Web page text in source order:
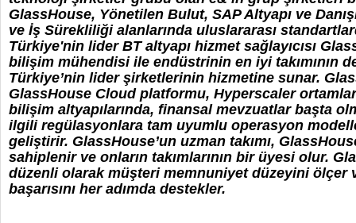
GlassHouse, Yönetilen Bulut, SAP Altyapı ve
ve İş Sürekliliği alanlarında uluslararası
Türkiye'nin lider BT altyapı hizmet sağlayıcısı
bilişim mühendisi ile endüstrinin en iyi takımının
Türkiye’nin lider şirketlerinin hizmetine sunar.
GlassHouse Cloud platformu, Hyperscaler
bilişim altyapılarında, finansal mevzuatlar başta
ilgili regülasyonlara tam uyumlu operasyon
geliştirir. GlassHouse’un uzman takımı,
sahiplenir ve onların takımlarının bir üyesi olur.
düzenli olarak müşteri memnuniyet düzeyini ölçer
başarısını her adımda destekler.